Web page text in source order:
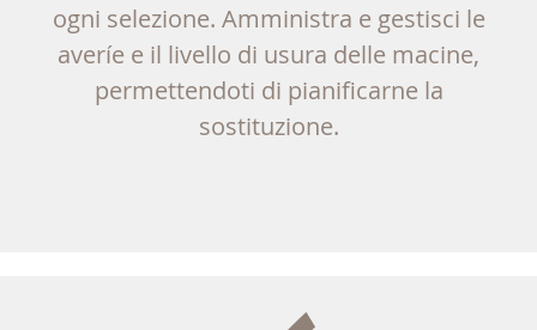
ogni selezione. Amministra e gestisci le
averíe e il livello di usura delle macine,
permettendoti di pianificarne la
sostituzione.